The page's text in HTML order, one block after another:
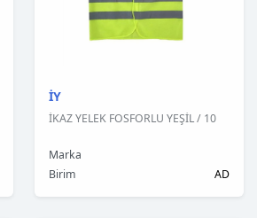
İY
İKAZ YELEK FOSFORLU YEŞİL / 10
Marka
Birim
AD